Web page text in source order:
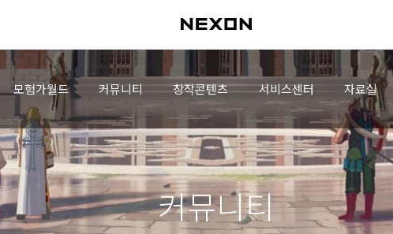
모험가월드 커뮤니티 창작콘텐츠 서비스센터 자료실
커뮤니티